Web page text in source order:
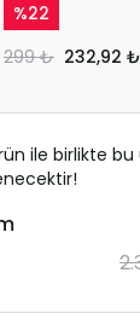
%22
299 ₺ 232,92 ₺
ile birlikte